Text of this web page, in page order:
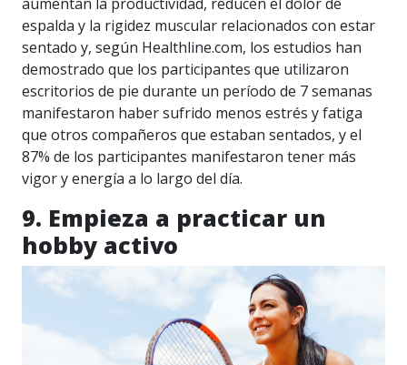
espalda y la rigidez muscular relacionados con estar
sentado y, según Healthline.com, los estudios han
demostrado que los participantes que utilizaron
escritorios de pie durante un período de 7 semanas
manifestaron haber sufrido menos estrés y fatiga
que otros compañeros que estaban sentados, y el
87% de los participantes manifestaron tener más
vigor y energía a lo largo del día.
9. Empieza a practicar un
hobby activo